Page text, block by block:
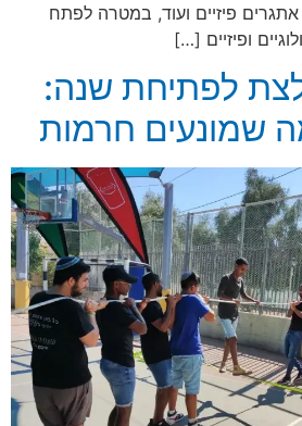
אתגרים פיזיים ועוד, במטרה לפתח
ופיזיים […]
לפתיחת שנה:
שמונעים חרמות